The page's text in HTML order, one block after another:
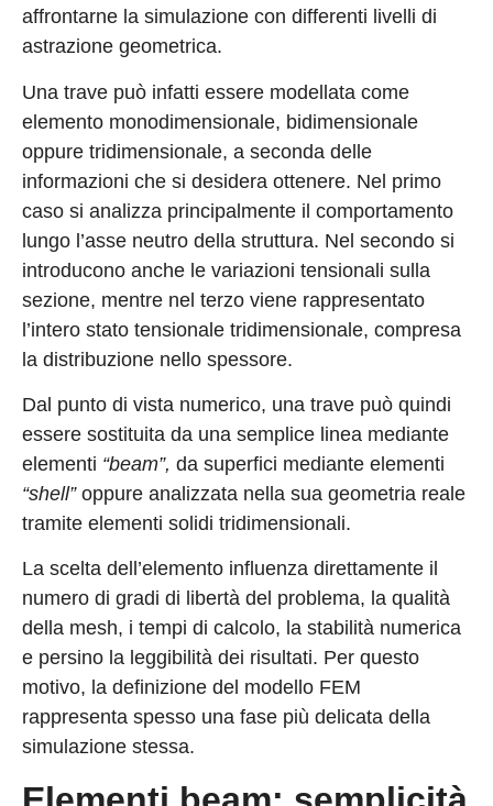
affrontarne la simulazione con differenti livelli di
astrazione geometrica.
Una trave può infatti essere modellata come
elemento monodimensionale, bidimensionale
oppure tridimensionale, a seconda delle
informazioni che si desidera ottenere. Nel primo
caso si analizza principalmente il comportamento
lungo l’asse neutro della struttura. Nel secondo si
introducono anche le variazioni tensionali sulla
sezione, mentre nel terzo viene rappresentato
l’intero stato tensionale tridimensionale, compresa
la distribuzione nello spessore.
Dal punto di vista numerico, una trave può quindi
essere sostituita da una semplice linea mediante
elementi “beam”, da superfici mediante elementi
“shell”oppure analizzata nella sua geometria reale
tramite elementi solidi tridimensionali.
La scelta dell’elemento influenza direttamente il
numero di gradi di libertà del problema, la qualità
della mesh, i tempi di calcolo, la stabilità numerica
e persino la leggibilità dei risultati. Per questo
motivo, la definizione del modello FEM
rappresenta spesso una fase più delicata della
simulazione stessa.